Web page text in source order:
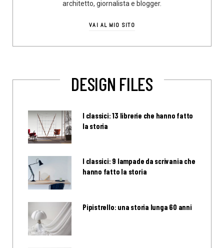
architetto, giornalista e blogger.
VAI AL MIO SITO
DESIGN FILES
I classici: 13 librerie che hanno fatto
la storia
I classici: 9 lampade da scrivania che
hanno fatto la storia
Pipistrello: una storia lunga 60 anni